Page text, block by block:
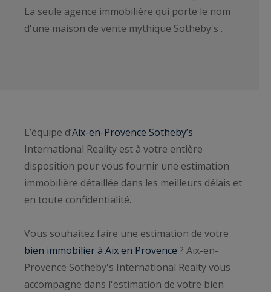
La seule agence immobilière qui porte le nom
d'une maison de vente mythique Sotheby's .
L’équipe d’Aix-en-Provence Sotheby’s
International Reality est à votre entière
disposition pour vous fournir une estimation
immobilière détaillée dans les meilleurs délais et
en toute confidentialité.
Vous souhaitez faire une estimation de votre
bien immobilier à Aix en Provence ? Aix-en-
Provence Sotheby's International Realty vous
accompagne dans l'estimation de votre bien